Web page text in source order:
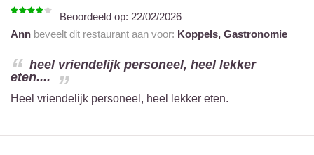
Beoordeeld op: 22/02/2026
Ann beveelt dit restaurant aan voor: Koppels, Gastronomie
heel vriendelijk personeel, heel lekker
eten....
Heel vriendelijk personeel, heel lekker eten.